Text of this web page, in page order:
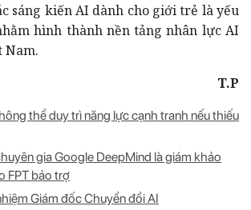
sáng kiến AI dành cho giới trẻ là yếu
hình thành nền tảng nhân lực AI
Nam.
T.P
thể duy trì năng lực cạnh tranh nếu thiếu
gia Google DeepMind là giám khảo
FPT bảo trợ
Giám đốc Chuyển đổi AI